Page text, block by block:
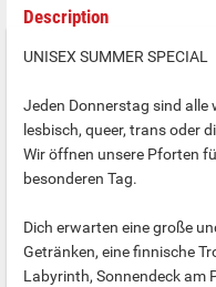
Description
UNISEX SUMMER SPECIAL
Jeden Donnerstag sind alle
lesbisch, queer, trans oder
Wir öffnen unsere Pforten
besonderen Tag.
Dich erwarten eine große
Getränken, eine finnische
Labyrinth, Sonnendeck am